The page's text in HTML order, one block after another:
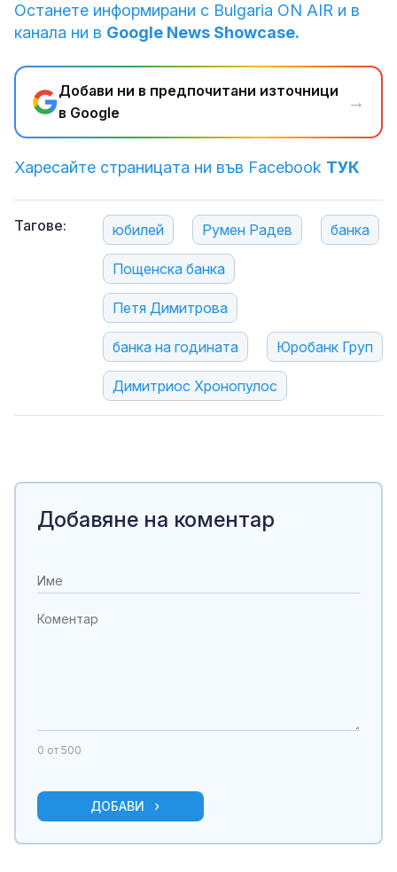
Останете информирани с Bulgaria ON AIR и в
канала ни в Google News Showcase.
Добави ни в предпочитани източници
в Google
→
Харесайте страницата ни във Facebook ТУК
Тагове: юбилей Румен Радев банка
Пощенска банка
Петя Димитрова
банка на годината Юробанк Груп
Димитриос Хронопулос
Добавяне на коментар
0 от 500
ДОБАВИ